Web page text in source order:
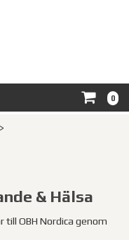
0
>
& Hälsa
OBH Nordica genom